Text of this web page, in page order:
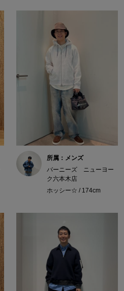
所属：メンズ
バーニーズ ニューヨー
ク六本木店
ホッシー☆ / 174cm